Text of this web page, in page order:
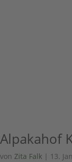
Alpakahof
von Zita Falk | 13.